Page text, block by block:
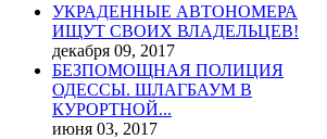
УКРАДЕННЫЕ АВТОНОМЕРА
ИЩУТ СВОИХ ВЛАДЕЛЬЦЕВ!
декабря 09, 2017
БЕЗПОМОЩНАЯ ПОЛИЦИЯ
ОДЕССЫ. ШЛАГБАУМ В
КУРОРТНОЙ...
июня 03, 2017